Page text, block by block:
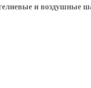
и воздушные